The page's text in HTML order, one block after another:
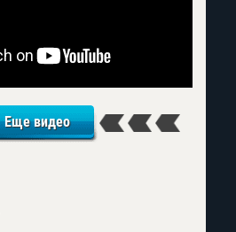
Еще видео